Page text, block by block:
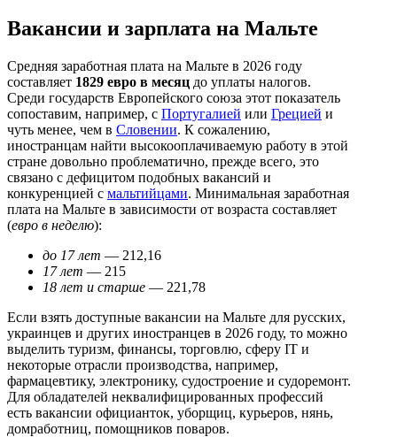
Вакансии и зарплата на Мальте
Средняя заработная плата на Мальте в 2026 году
составляет 1829 евро в месяц до уплаты налогов.
Среди государств Европейского союза этот показатель
сопоставим, например, с Португалией или Грецией и
чуть менее, чем в Словении. К сожалению,
иностранцам найти высокооплачиваемую работу в этой
стране довольно проблематично, прежде всего, это
связано с дефицитом подобных вакансий и
конкуренцией с мальтийцами. Минимальная заработная
плата на Мальте в зависимости от возраста составляет
(евро в неделю):
до 17 лет — 212,16
17 лет — 215
18 лет и старше — 221,78
Если взять доступные вакансии на Мальте для русских,
украинцев и других иностранцев в 2026 году, то можно
выделить туризм, финансы, торговлю, сферу IT и
некоторые отрасли производства, например,
фармацевтику, электронику, судостроение и судоремонт.
Для обладателей неквалифицированных профессий
есть вакансии официанток, уборщиц, курьеров, нянь,
домработниц, помощников поваров.